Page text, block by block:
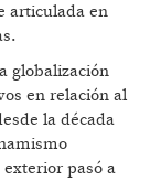
articulada en
globalización
en relación al
la década
pasó a